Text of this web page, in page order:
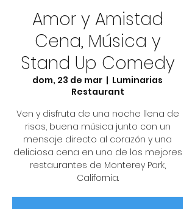
Amor y Amistad
Cena, Música y
Stand Up Comedy
dom, 23 de mar
  |
Luminarias
Restaurant
Ven y disfruta de una noche llena de
risas, buena música junto con un
mensaje directo al corazón y una
deliciosa cena en uno de los mejores
restaurantes de Monterey Park,
California.